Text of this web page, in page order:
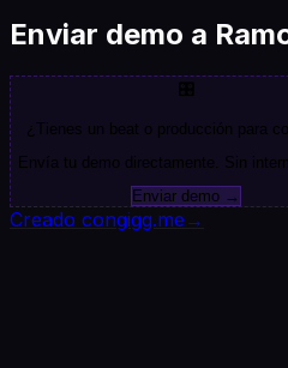
Enviar demo a
🎛️
¿Tienes un beat o producción para
Envía tu demo directamente. Sin
Enviar demo →
Creado congigg.me →